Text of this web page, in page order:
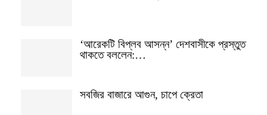
‘আরেকটি বিপ্লব আসন্ন’ দেশবাসীকে প্রস্তুত
থাকতে বললেন:…
সবজির বাজারে আগুন, চাপে ক্রেতা